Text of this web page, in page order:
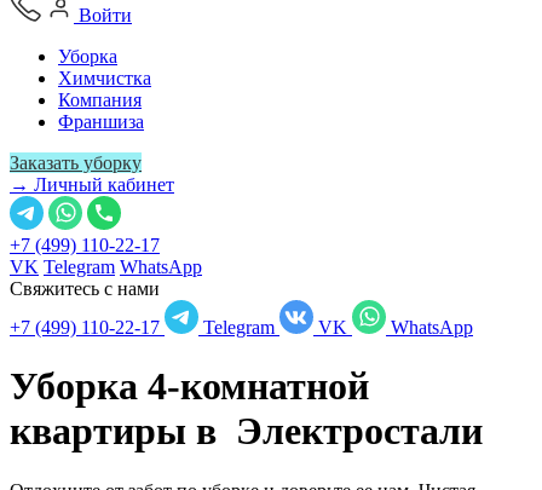
Войти
Уборка
Химчистка
Компания
Франшиза
Заказать уборку
→ Личный кабинет
+7 (499) 110-22-17
VK Telegram WhatsApp
Свяжитесь с нами
+7 (499) 110-22-17
Telegram VK WhatsApp
Уборка 4-комнатной
квартиры в Электростали